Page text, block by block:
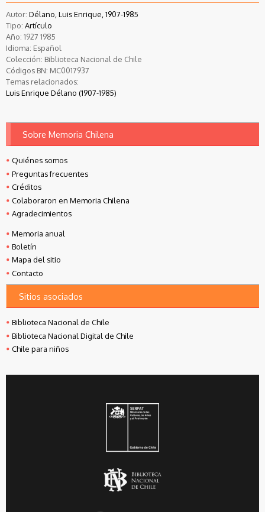
Autor: Délano, Luis Enrique, 1907-1985
Tipo: Artículo
Año: 1927 1985
Idioma: Español
Colección: Biblioteca Nacional de Chile
Códigos BN: MC0017937
Temas relacionados:
Luis Enrique Délano (1907-1985)
Sobre Memoria Chilena
Quiénes somos
Preguntas frecuentes
Créditos
Colaboraron en Memoria Chilena
Agradecimientos
Memoria anual
Boletín
Mapa del sitio
Contacto
Sitios asociados
Biblioteca Nacional de Chile
Biblioteca Nacional Digital de Chile
Chile para niños